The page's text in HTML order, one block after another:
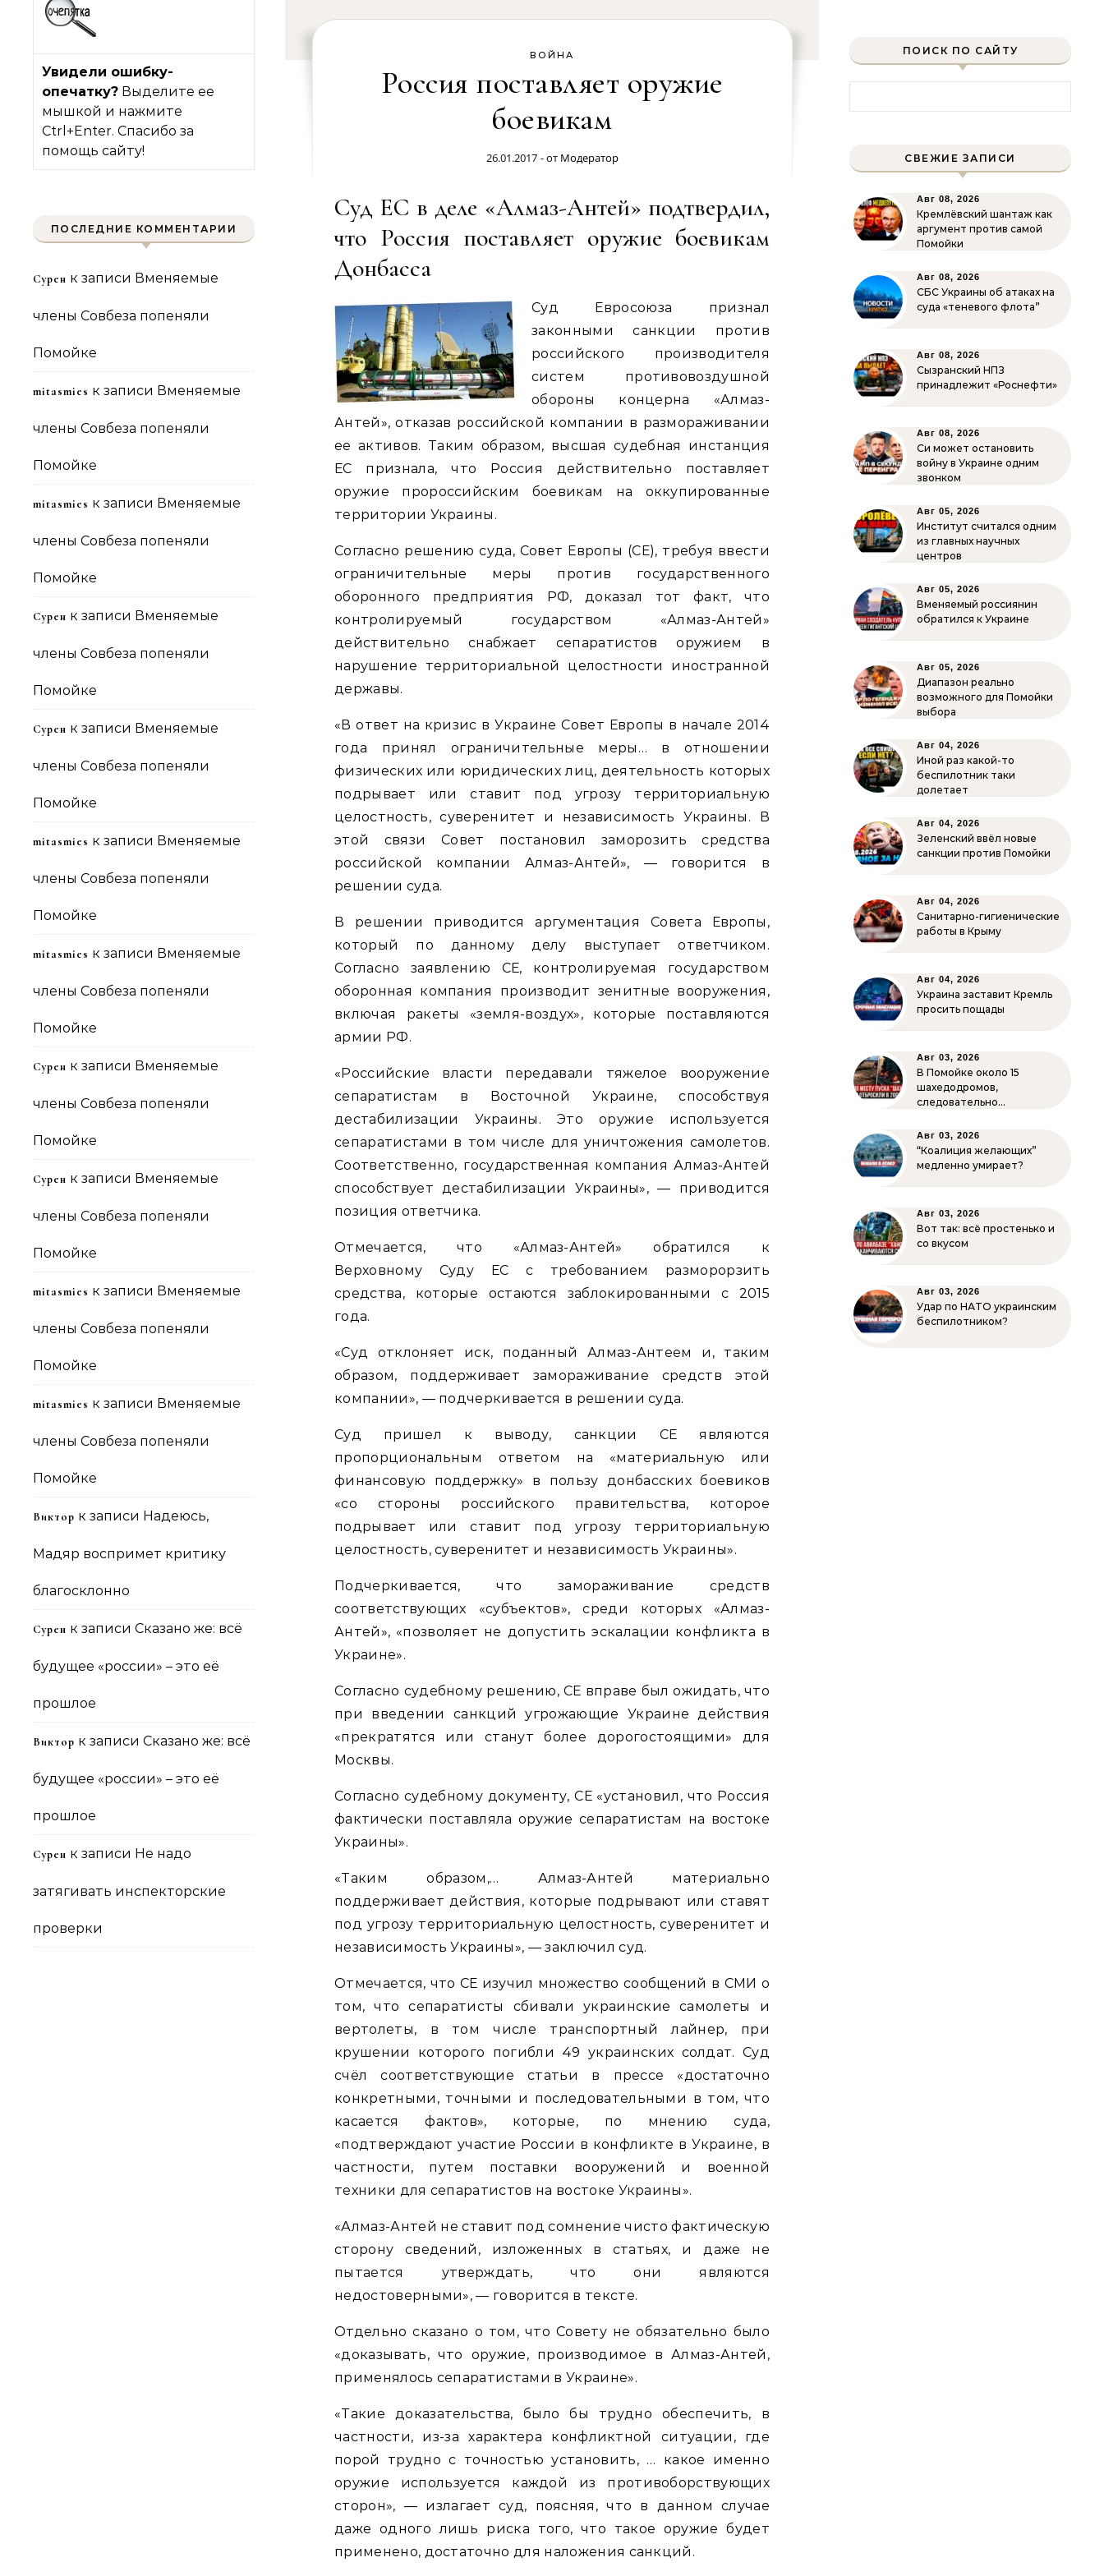
Увидели ошибку-
опечатку? Выделите ее
мышкой и нажмите
Ctrl+Enter. Спасибо за
помощь сайту!
ПОСЛЕДНИЕ КОММЕНТАРИИ
Сурен к записи Вменяемые
члены Совбеза попеняли
Помойке
mitasmies к записи Вменяемые
члены Совбеза попеняли
Помойке
mitasmies к записи Вменяемые
члены Совбеза попеняли
Помойке
Сурен к записи Вменяемые
члены Совбеза попеняли
Помойке
Сурен к записи Вменяемые
члены Совбеза попеняли
Помойке
mitasmies к записи Вменяемые
члены Совбеза попеняли
Помойке
mitasmies к записи Вменяемые
члены Совбеза попеняли
Помойке
Сурен к записи Вменяемые
члены Совбеза попеняли
Помойке
Сурен к записи Вменяемые
члены Совбеза попеняли
Помойке
mitasmies к записи Вменяемые
члены Совбеза попеняли
Помойке
mitasmies к записи Вменяемые
члены Совбеза попеняли
Помойке
Виктор к записи Надеюсь,
Мадяр воспримет критику
благосклонно
Сурен к записи Сказано же: всё
будущее «россии» – это её
прошлое
Виктор к записи Сказано же: всё
будущее «россии» – это её
прошлое
Сурен к записи Не надо
затягивать инспекторские
проверки
ВОЙНА
Россия поставляет оружие
боевикам
26.01.2017 - от Модератор
Суд ЕС в деле «Алмаз-Антей» подтвердил,
что Россия поставляет оружие боевикам
Донбасса
Суд Евросоюза признал
законными санкции против
российского производителя
систем противовоздушной
обороны концерна «Алмаз-
Антей», отказав российской компании в размораживании
ее активов. Таким образом, высшая судебная инстанция
ЕС признала, что Россия действительно поставляет
оружие пророссийским боевикам на оккупированные
территории Украины.
Согласно решению суда, Совет Европы (СЕ), требуя ввести
ограничительные меры против государственного
оборонного предприятия РФ, доказал тот факт, что
контролируемый государством «Алмаз-Антей»
действительно снабжает сепаратистов оружием в
нарушение территориальной целостности иностранной
державы.
«В ответ на кризис в Украине Совет Европы в начале 2014
года принял ограничительные меры… в отношении
физических или юридических лиц, деятельность которых
подрывает или ставит под угрозу территориальную
целостность, суверенитет и независимость Украины. В
этой связи Совет постановил заморозить средства
российской компании Алмаз-Антей», — говорится в
решении суда.
В решении приводится аргументация Совета Европы,
который по данному делу выступает ответчиком.
Согласно заявлению СЕ, контролируемая государством
оборонная компания производит зенитные вооружения,
включая ракеты «земля-воздух», которые поставляются
армии РФ.
«Российские власти передавали тяжелое вооружение
сепаратистам в Восточной Украине, способствуя
дестабилизации Украины. Это оружие используется
сепаратистами в том числе для уничтожения самолетов.
Соответственно, государственная компания Алмаз-Антей
способствует дестабилизации Украины», — приводится
позиция ответчика.
Отмечается, что «Алмаз-Антей» обратился к
Верховному Суду ЕС с требованием разморорзить
средства, которые остаются заблокированными с 2015
года.
«Суд отклоняет иск, поданный Алмаз-Антеем и, таким
образом, поддерживает замораживание средств этой
компании», — подчеркивается в решении суда.
Суд пришел к выводу, санкции СЕ являются
пропорциональным ответом на «материальную или
финансовую поддержку» в пользу донбасских боевиков
«со стороны российского правительства, которое
подрывает или ставит под угрозу территориальную
целостность, суверенитет и независимость Украины».
Подчеркивается, что замораживание средств
соответствующих «субъектов», среди которых «Алмаз-
Антей», «позволяет не допустить эскалации конфликта в
Украине».
Согласно судебному решению, СЕ вправе был ожидать, что
при введении санкций угрожающие Украине действия
«прекратятся или станут более дорогостоящими» для
Москвы.
Согласно судебному документу, СЕ «установил, что Россия
фактически поставляла оружие сепаратистам на востоке
Украины».
«Таким образом,… Алмаз-Антей материально
поддерживает действия, которые подрывают или ставят
под угрозу территориальную целостность, суверенитет и
независимость Украины», — заключил суд.
Отмечается, что СЕ изучил множество сообщений в СМИ о
том, что сепаратисты сбивали украинские самолеты и
вертолеты, в том числе транспортный лайнер, при
крушении которого погибли 49 украинских солдат. Суд
счёл соответствующие статьи в прессе «достаточно
конкретными, точными и последовательными в том, что
касается фактов», которые, по мнению суда,
«подтверждают участие России в конфликте в Украине, в
частности, путем поставки вооружений и военной
техники для сепаратистов на востоке Украины».
«Алмаз-Антей не ставит под сомнение чисто фактическую
сторону сведений, изложенных в статьях, и даже не
пытается утверждать, что они являются
недостоверными», — говорится в тексте.
Отдельно сказано о том, что Совету не обязательно было
«доказывать, что оружие, производимое в Алмаз-Антей,
применялось сепаратистами в Украине».
«Такие доказательства, было бы трудно обеспечить, в
частности, из-за характера конфликтной ситуации, где
порой трудно с точностью установить, … какое именно
оружие используется каждой из противоборствующих
сторон», — излагает суд, поясняя, что в данном случае
даже одного лишь риска того, что такое оружие будет
применено, достаточно для наложения санкций.
ПОИСК ПО САЙТУ
СВЕЖИЕ ЗАПИСИ
Авг 08, 2026
Кремлёвский шантаж как
аргумент против самой
Помойки
Авг 08, 2026
СБС Украины об атаках на
суда «теневого флота”
Авг 08, 2026
Сызранский НПЗ
принадлежит «Роснефти»
Авг 08, 2026
Си может остановить
войну в Украине одним
звонком
Авг 05, 2026
Институт считался одним
из главных научных
центров
Авг 05, 2026
Вменяемый россиянин
обратился к Украине
Авг 05, 2026
Диапазон реально
возможного для Помойки
выбора
Авг 04, 2026
Иной раз какой-то
беспилотник таки
долетает
Авг 04, 2026
Зеленский ввёл новые
санкции против Помойки
Авг 04, 2026
Санитарно-гигиенические
работы в Крыму
Авг 04, 2026
Украина заставит Кремль
просить пощады
Авг 03, 2026
В Помойке около 15
шахедодромов,
следовательно…
Авг 03, 2026
“Коалиция желающих”
медленно умирает?
Авг 03, 2026
Вот так: всё простенько и
со вкусом
Авг 03, 2026
Удар по НАТО украинским
беспилотником?